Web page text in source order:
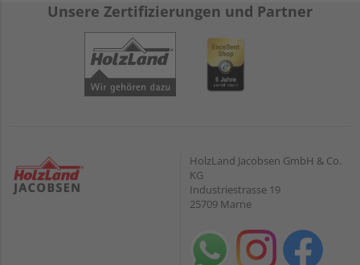
Unsere Zertifizierungen und Partner
HolzLand Jacobsen GmbH & Co.
KG
Industriestrasse 19
25709 Marne